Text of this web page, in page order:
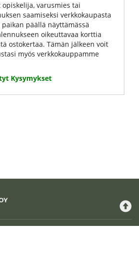
varusmies tai
saamiseksi verkkokaupasta
päällä näyttämässä
oikeuttavaa korttia
ostokertaa. Tämän jälkeen voit
myös verkkokauppamme
Kysymykset